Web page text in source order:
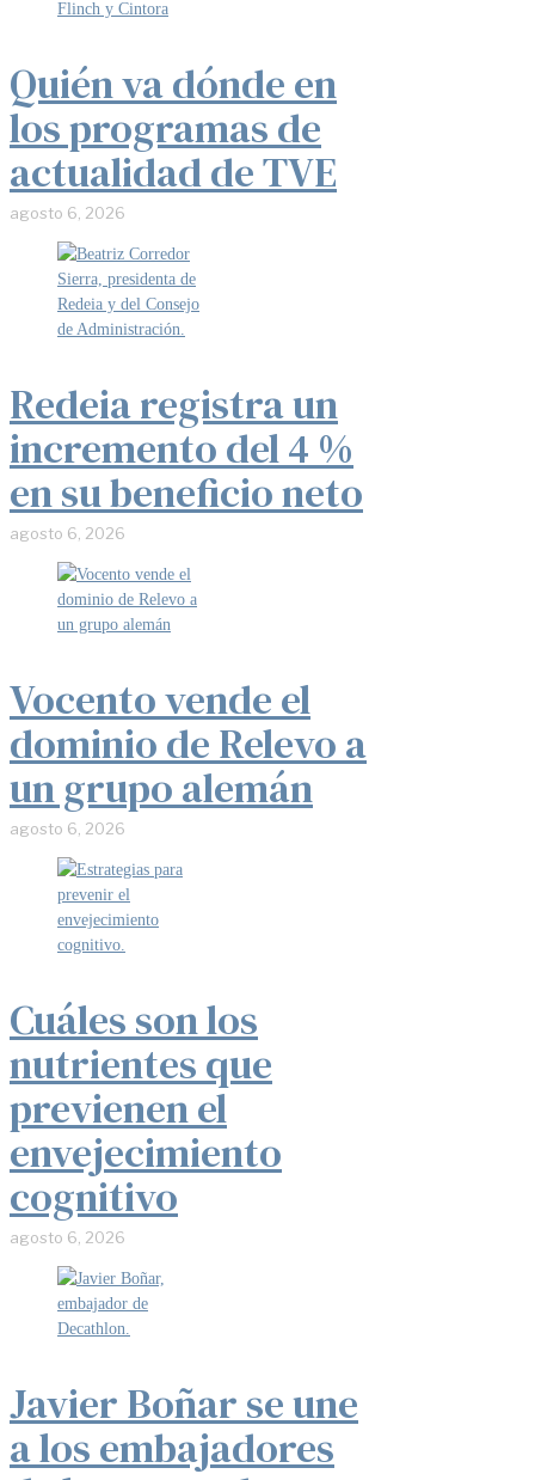
Quién va dónde en
los programas de
actualidad de TVE
agosto 6, 2026
Redeia registra un
incremento del 4 %
en su beneficio neto
agosto 6, 2026
Vocento vende el
dominio de Relevo a
un grupo alemán
agosto 6, 2026
Cuáles son los
nutrientes que
previenen el
envejecimiento
cognitivo
agosto 6, 2026
Javier Boñar se une
a los embajadores